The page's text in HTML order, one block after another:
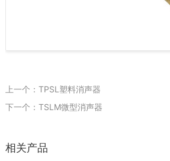
上一个：TPSL塑料消声器
下一个：TSLM微型消声器
相关产品